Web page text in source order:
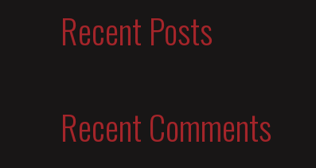
Recent Posts
Recent Comments